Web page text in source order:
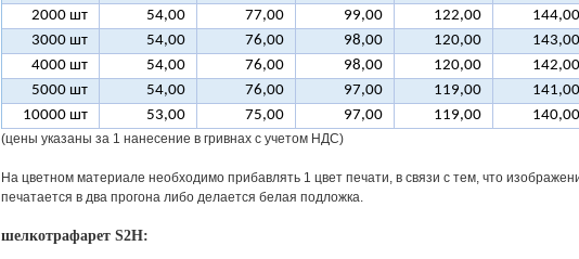
2000 шт
54,00 77,00 99,00 122,00
144,00
3000 шт
54,00 76,00 98,00 120,00
143,00
4000 шт
54,00 76,00 98,00 120,00
142,00
5000 шт
54,00 76,00 97,00 119,00
141,00
10000 шт
53,00 75,00 97,00 119,00 140,00
(цены указаны за 1 нанесение в гривнах с учетом НДС)
На цветном материале необходимо прибавлять 1 цвет печати, в связи с тем, что
печатается в два прогона либо делается белая подложка.
шелкотрафарет S2H: